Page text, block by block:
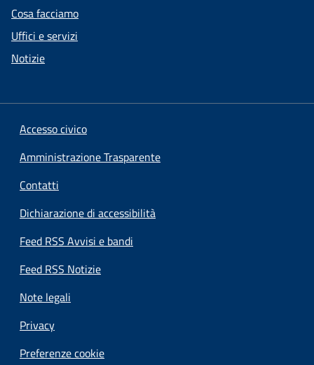
Cosa facciamo
Uffici e servizi
Notizie
Accesso civico
Amministrazione Trasparente
Contatti
Dichiarazione di accessibilità
Feed RSS Avvisi e bandi
Feed RSS Notizie
Note legali
Privacy
Preferenze cookie